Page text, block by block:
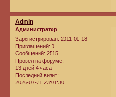
Admin
Администратор
Зарегистрирован: 2011-01-18
Приглашений: 0
Сообщений: 2515
Провел на форуме:
13 дней 4 часа
Последний визит:
2026-07-31 23:01:30